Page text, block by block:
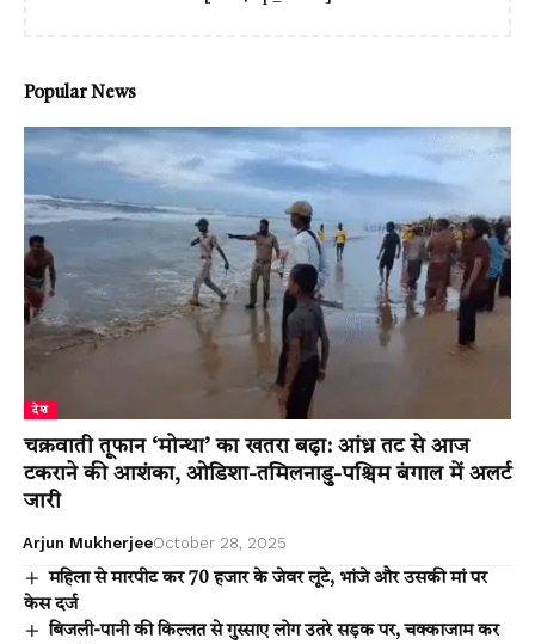
Popular News
देश
चक्रवाती तूफान ‘मोन्था’ का खतरा बढ़ा: आंध्र तट से आज
टकराने की आशंका, ओडिशा-तमिलनाडु-पश्चिम बंगाल में अलर्ट
जारी
Arjun MukherjeeOctober 28, 2025
महिला से मारपीट कर 70 हजार के जेवर लूटे, भांजे और उसकी मां पर
केस दर्ज
बिजली-पानी की किल्लत से गुस्साए लोग उतरे सड़क पर, चक्काजाम कर